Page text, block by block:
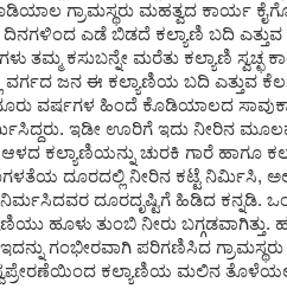
ಗ್ರಾಮಸ್ಥರು ಮಹತ್ವದ ಕಾರ್ಯ
ಎಡೆ ಬಿಡದೆ ಕಲ್ಯಾಣಿ ಬದಿ ಎತ್ತುವ
ತಮ್ಮ ಕಸುಬನ್ನೇ ಮರೆತು ಕಲ್ಯಾಣಿ ಸ್ವಚ್ಛ
ವರ್ಗದ ಜನ ಈ ಕಲ್ಯಾಣಿಯ ಬದಿ ಎತ್ತುವ
ನೂರು ವರ್ಷಗಳ ಹಿಂದೆ ಕೊಡಿಯಾಲದ
ಇಡೀ ಊರಿಗೆ ಇದು ನೀರಿನ
ಕಲ್ಯಾಣಿಯನ್ನು ಚುರಕಿ ಗಾರೆ ಹಾಗೂ
ದೂರದಲ್ಲಿ ನೀರಿನ ಕಟ್ಟೆ ನಿರ್ಮಿಸಿ,
ನಿರ್ಮಸಿದವರ ದೂರದೃಷ್ಟಿಗೆ ಹಿಡಿದ ಕನ್ನಡಿ.
ಹೂಳು ತುಂಬಿ ನೀರು ಬಗ್ಗಡವಾಗಿತ್ತು.
ಗಂಭೀರವಾಗಿ ಪರಿಗಣಿಸಿದ
ಕಲ್ಯಾಣಿಯ ಮಲಿನ